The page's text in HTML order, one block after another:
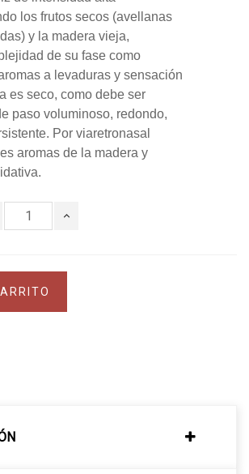
los frutos secos (avellanas
y la madera vieja,
de su fase como
a levaduras y sensación
es seco, como debe ser
paso voluminoso, redondo,
Por viaretronasal
aromas de la madera y